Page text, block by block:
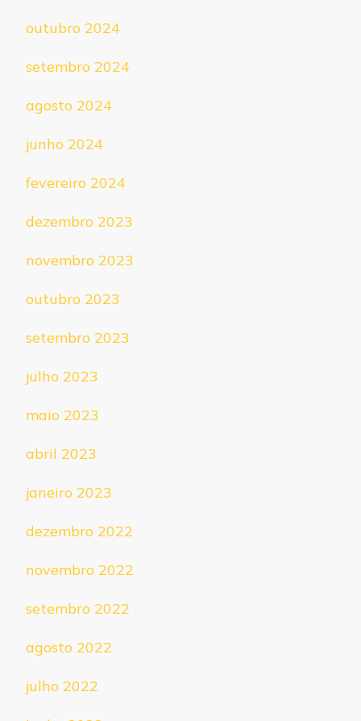
outubro 2024
setembro 2024
agosto 2024
junho 2024
fevereiro 2024
dezembro 2023
novembro 2023
outubro 2023
setembro 2023
julho 2023
maio 2023
abril 2023
janeiro 2023
dezembro 2022
novembro 2022
setembro 2022
agosto 2022
julho 2022